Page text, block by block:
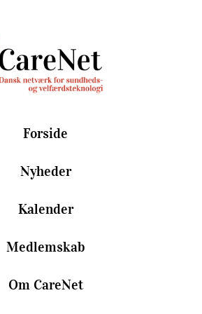
Forside
Nyheder
Kalender
Medlemskab
Om CareNet